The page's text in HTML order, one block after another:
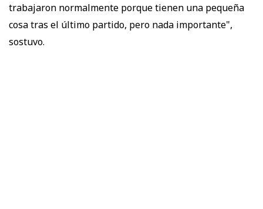
trabajaron normalmente porque tienen una pequeña
cosa tras el último partido, pero nada importante",
sostuvo.